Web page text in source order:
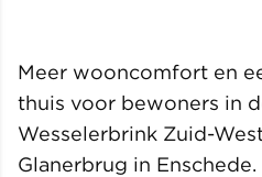
Meer wooncomfort en
thuis voor bewoners in
Wesselerbrink Zuid-
Glanerbrug in